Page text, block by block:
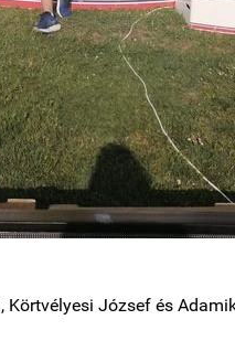
Körtvélyesi József és